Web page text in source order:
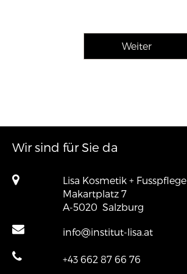
Wir sind für Sie da
Lisa Kosmetik + Fusspflege
Makartplatz 7
A-5020 Salzburg
info@institut-lisa.at
+43 662 87 66 76